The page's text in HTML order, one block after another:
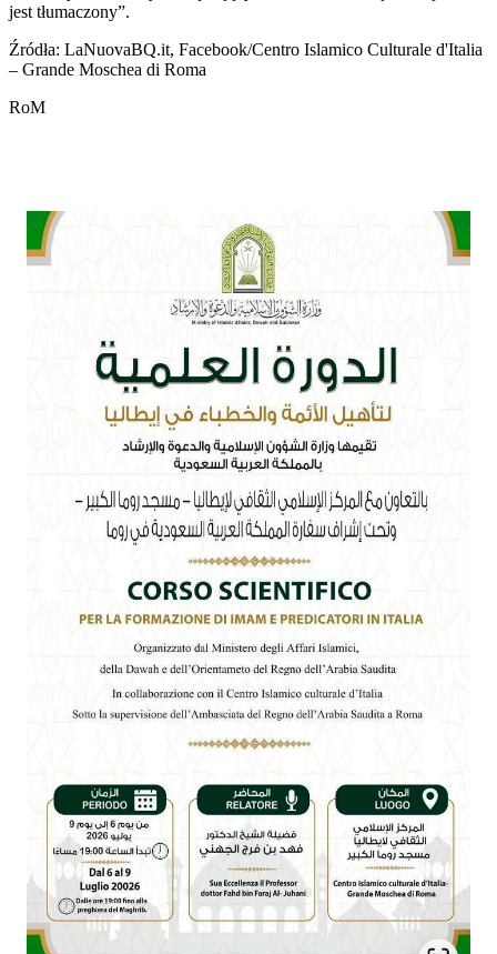
jest tłumaczony”.
Źródła: LaNuovaBQ.it, Facebook/Centro Islamico Culturale d'Italia
– Grande Moschea di Roma
RoM